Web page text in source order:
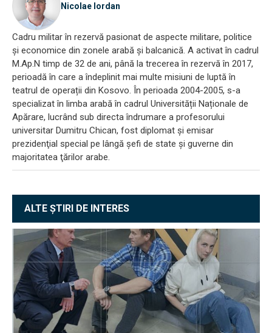
Nicolae Iordan
Cadru militar în rezervă pasionat de aspecte militare, politice
și economice din zonele arabă și balcanică. A activat în cadrul
M.Ap.N timp de 32 de ani, până la trecerea în rezervă în 2017,
perioadă în care a îndeplinit mai multe misiuni de luptă în
teatrul de operații din Kosovo. În perioada 2004-2005, s-a
specializat în limba arabă în cadrul Universității Naționale de
Apărare, lucrând sub directa îndrumare a profesorului
universitar Dumitru Chican, fost diplomat și emisar
prezidenţial special pe lângă şefi de state şi guverne din
majoritatea ţărilor arabe.
ALTE ȘTIRI DE INTERES